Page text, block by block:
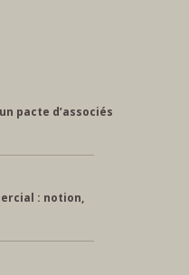
pacte d’associés
: notion,